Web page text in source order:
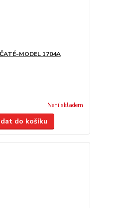
MODEL 1704A
Není skladem
do košíku